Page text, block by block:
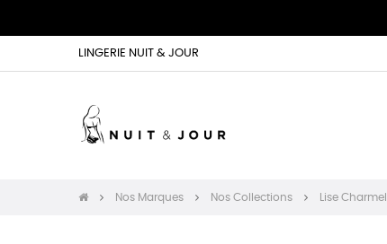
LINGERIE NUIT & JOUR
Nos Marques Nos Collections Lise Charmel